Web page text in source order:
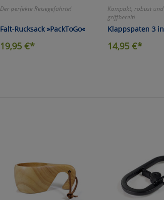
Der perfekte Reisegefährte!
Falt-Rucksack »PackToGo«
19,95€*
Kompakt, robust
griffbereit!
Klappspaten 3
14,95 €*